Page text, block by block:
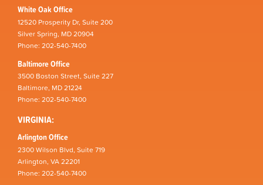
White Oak Office
12520 Prosperity Dr, Suite 200
Silver Spring, MD 20904
Phone: 202-540-7400
Baltimore Office
3500 Boston Street, Suite 227
Baltimore, MD 21224
Phone: 202-540-7400
VIRGINIA:
Arlington Office
2300 Wilson Blvd, Suite 719
Arlington, VA 22201
Phone: 202-540-7400